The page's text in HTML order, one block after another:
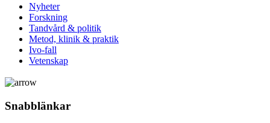
Nyheter
Forskning
Tandvård & politik
Metod, klinik & praktik
Ivo-fall
Vetenskap
Snabblänkar